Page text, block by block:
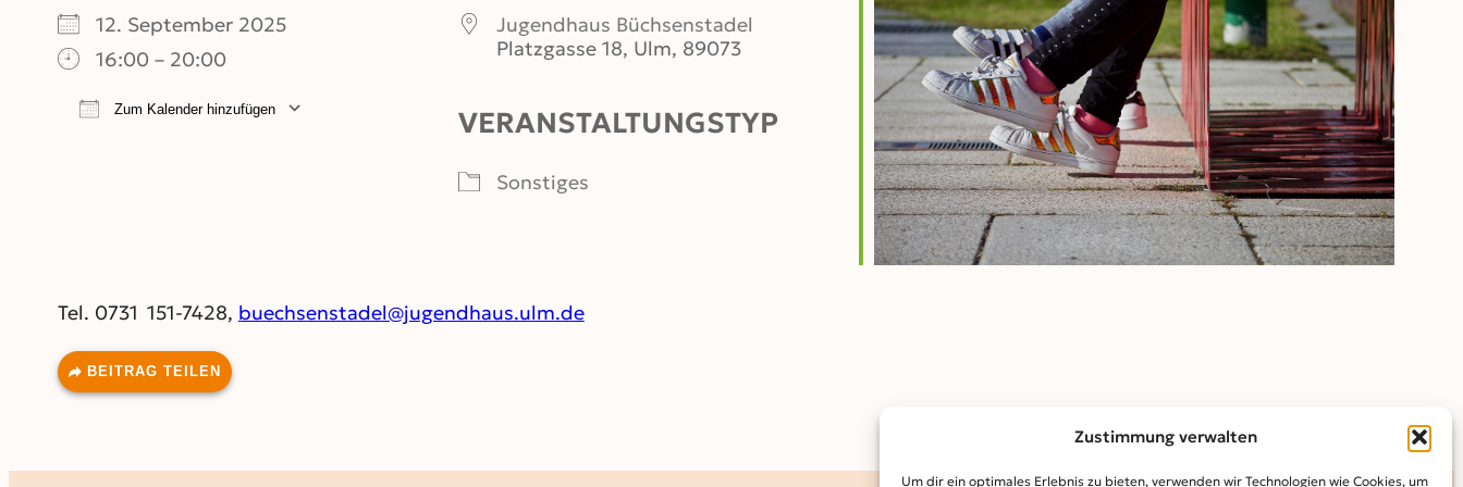
Zustimmung verwalten
Um dir ein optimales Erlebnis zu bieten, verwenden wir Technologien wie Cookies, um
12. September 2025
16:00 – 20:00
Zum Kalender hinzufügen
Office 365 Outlook Live
Jugendhaus Büchsenstadel
Platzgasse 18, Ulm, 89073
VERANSTALTUNGSTYP
Sonstiges
Tel. 0731 151-7428, buechsenstadel@jugendhaus.ulm.de
BEITRAG TEILEN